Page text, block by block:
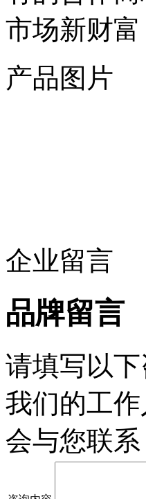
市场新财富
产品图片
企业留言
品牌留言
请填写以下
我们的工作
会与您联系